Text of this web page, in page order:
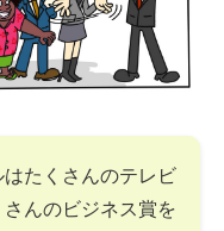
たくさんのテレビ
んのビジネス賞を